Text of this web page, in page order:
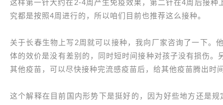
这样第一针大约在2-4周产生免疫效果，第二针在4周后接
究都是按照4周进行的，所以咱们目前也推荐这么接种。
关于长春生物上写2周就可以接种，我向厂家咨询了一下。
体的效价是没有差别的，同时短时间接种对孩子没有损伤
其他疫苗，可以尽快接种完流感疫苗后，给其他疫苗腾出时
这个解释在目前国内形势下是挺好的，因为好些地方还是